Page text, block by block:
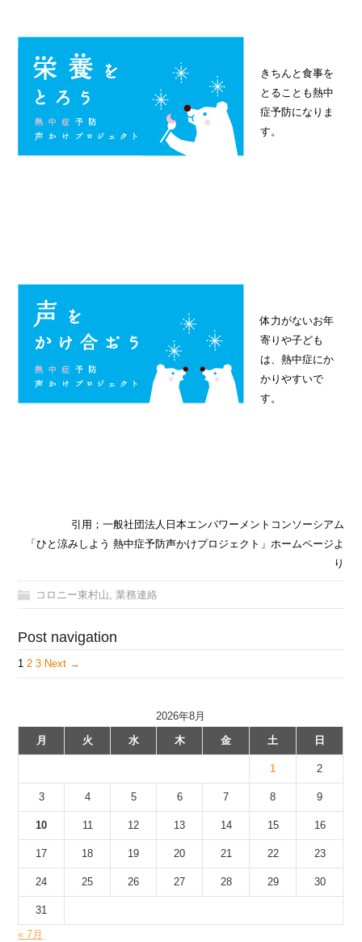
きちんと食事を
とることも熱中
症予防になりま
す。
体力がないお年
寄りや子ども
は、熱中症にか
かりやすいで
す。
引用；一般社団法人日本エンパワーメントコンソーシアム
「ひと涼みしよう 熱中症予防声かけプロジェクト」ホームページよ
り
コロニー東村山,業務連絡
Post navigation
1 2 3 Next →
2026年8月
月
火 水 木 金 土 日
1 2
3 4 5 6 7 8 9
10 11 12 13 14 15 16
17 18 19 20 21 22 23
24 25 26 27 28 29 30
31
« 7月